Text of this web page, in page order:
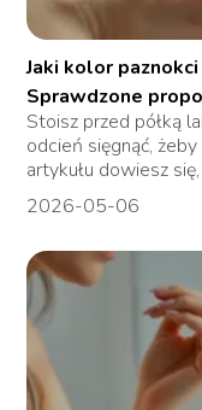
Jaki kolor
Sprawdzone
Stoisz przed półką
odcień sięgnąć,
artykułu dowiesz
2026-05-06